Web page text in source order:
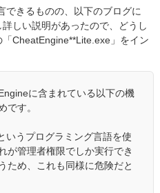
できるものの、以下のブログに
しい説明があったので、どうし
CheatEngine**Lite.exe」をイン
に含まれている以下の機
です。
いうプログラミング言語を使
が管理者権限でしか実行でき
ため、これも同様に危険だと